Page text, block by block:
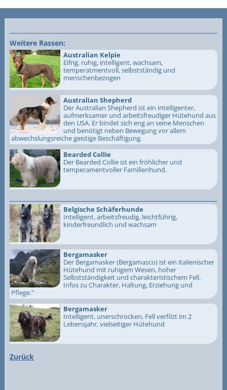
Weitere Rassen:
Australian Kelpie
Eifrig, ruhig, intelligent, wachsam,
temperatmentvoll, selbstständig und
menschenbezogen
Australian Shepherd
Der Australian Shepherd ist ein intelligenter,
aufmerksamer und arbeitsfreudiger Hütehund aus
den USA. Er bindet sich eng an seine Menschen
und benötigt neben Bewegung vor allem
abwechslungsreiche geistige Beschäftigung.
Bearded Collie
Der Bearded Collie ist ein fröhlicher und
temperamentvoller Familienhund.
Belgische Schäferhunde
Intelligent, arbeitsfreudig, leichtführig,
kinderfreundlich und wachsam
Bergamasker
Der Bergamasker (Bergamasco) ist ein italienischer
Hütehund mit ruhigem Wesen, hoher
Selbstständigkeit und charakteristischem Fell.
Infos zu Charakter, Haltung, Erziehung und
Pflege."
Bergamasker
Intelligent, unerschrocken, Fell verfilzt im 2
Lebensjahr, vielseitiger Hütehund
Zurück